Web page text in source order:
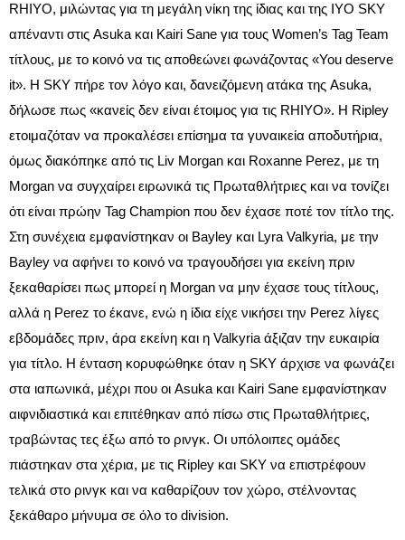
RHIYO, μιλώντας για τη μεγάλη νίκη της ίδιας και της IYO SKY
απέναντι στις Asuka και Kairi Sane για τους Women’s Tag Team
τίτλους, με το κοινό να τις αποθεώνει φωνάζοντας «You deserve
it». Η SKY πήρε τον λόγο και, δανειζόμενη ατάκα της Asuka,
δήλωσε πως «κανείς δεν είναι έτοιμος για τις RHIYO». Η Ripley
ετοιμαζόταν να προκαλέσει επίσημα τα γυναικεία αποδυτήρια,
όμως διακόπηκε από τις Liv Morgan και Roxanne Perez, με τη
Morgan να συγχαίρει ειρωνικά τις Πρωταθλήτριες και να τονίζει
ότι είναι πρώην Tag Champion που δεν έχασε ποτέ τον τίτλο της.
Στη συνέχεια εμφανίστηκαν οι Bayley και Lyra Valkyria, με την
Bayley να αφήνει το κοινό να τραγουδήσει για εκείνη πριν
ξεκαθαρίσει πως μπορεί η Morgan να μην έχασε τους τίτλους,
αλλά η Perez το έκανε, ενώ η ίδια είχε νικήσει την Perez λίγες
εβδομάδες πριν, άρα εκείνη και η Valkyria άξιζαν την ευκαιρία
για τίτλο. Η ένταση κορυφώθηκε όταν η SKY άρχισε να φωνάζει
στα ιαπωνικά, μέχρι που οι Asuka και Kairi Sane εμφανίστηκαν
αιφνιδιαστικά και επιτέθηκαν από πίσω στις Πρωταθλήτριες,
τραβώντας τες έξω από το ρινγκ. Οι υπόλοιπες ομάδες
πιάστηκαν στα χέρια, με τις Ripley και SKY να επιστρέφουν
τελικά στο ρινγκ και να καθαρίζουν τον χώρο, στέλνοντας
ξεκάθαρο μήνυμα σε όλο το division.